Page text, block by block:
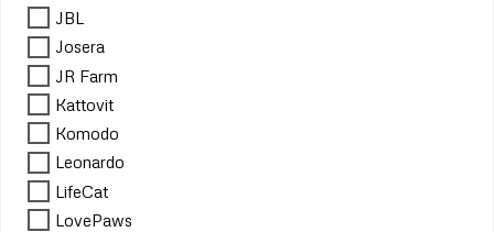
JBL
Josera
JR Farm
Kattovit
Komodo
Leonardo
LifeCat
LovePaws